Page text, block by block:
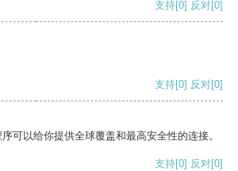
支持[0] 反对[0]
支持[0] 反对[0]
可以给你提供全球覆盖和最高安全性的连接。
支持[0] 反对[0]